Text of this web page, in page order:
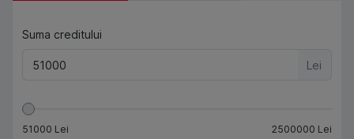
Suma creditului
Lei
51000 Lei 2500000 Lei